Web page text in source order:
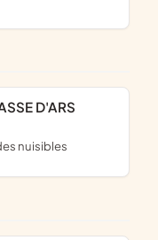
D'ARS
nuisibles